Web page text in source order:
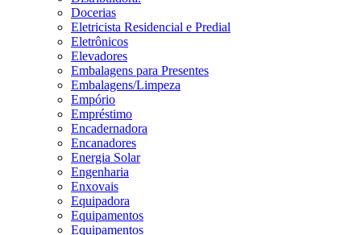
Docerias
Eletricista Residencial e Predial
Eletrônicos
Elevadores
Embalagens para Presentes
Embalagens/Limpeza
Empório
Empréstimo
Encadernadora
Encanadores
Energia Solar
Engenharia
Enxovais
Equipadora
Equipamentos
Equipamentos